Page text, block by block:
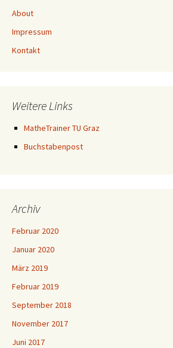
About
Impressum
Kontakt
Weitere Links
MatheTrainer TU Graz
Buchstabenpost
Archiv
Februar 2020
Januar 2020
März 2019
Februar 2019
September 2018
November 2017
Juni 2017